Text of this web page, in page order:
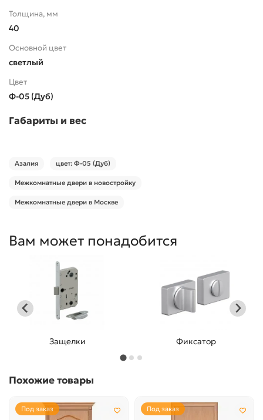
Толщина, мм
40
Основной цвет
светлый
Цвет
Ф-05 (Дуб)
Габариты и вес
Азалия цвет: Ф-05 (Дуб)
Межкомнатные двери в новостройку
Межкомнатные двери в Москве
Вам может понадобится
Защелки Фиксатор
Похожие товары
Под заказ Под заказ